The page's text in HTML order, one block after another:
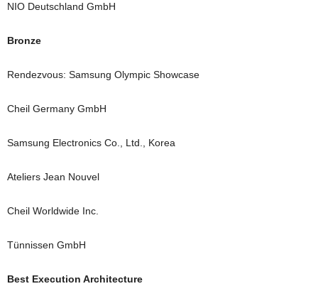
NIO Deutschland GmbH
Bronze
Rendezvous: Samsung Olympic Showcase
Cheil Germany GmbH
Samsung Electronics Co., Ltd., Korea
Ateliers Jean Nouvel
Cheil Worldwide Inc.
Tünnissen GmbH
Best Execution Architecture